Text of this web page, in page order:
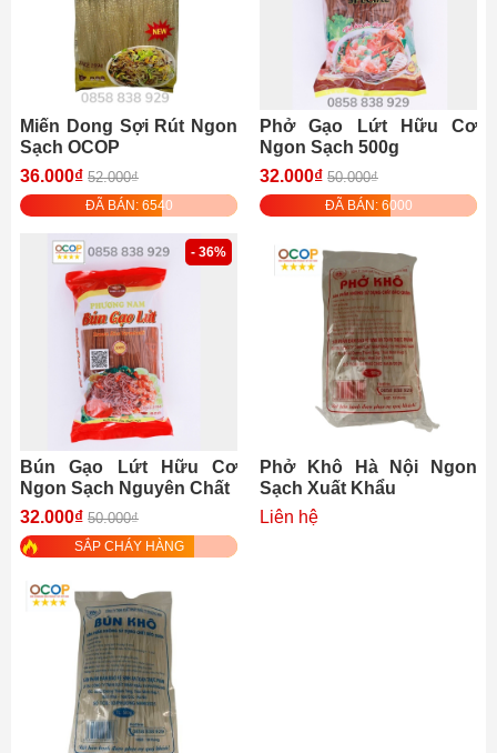
Miến Dong Sợi Rút Ngon
Sạch OCOP
36.000₫ 52.000₫
ĐÃ BÁN: 6540
Phở Gạo Lứt Hữu Cơ
Ngon Sạch 500g
32.000₫ 50.000₫
ĐÃ BÁN: 6000
- 36%
Bún Gạo Lứt Hữu Cơ
Ngon Sạch Nguyên Chất
32.000₫ 50.000₫
SẮP CHÁY HÀNG
Phở Khô Hà Nội Ngon
Sạch Xuất Khẩu
Liên hệ